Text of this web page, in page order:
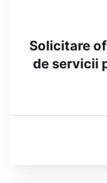
Solicitare
de servicii